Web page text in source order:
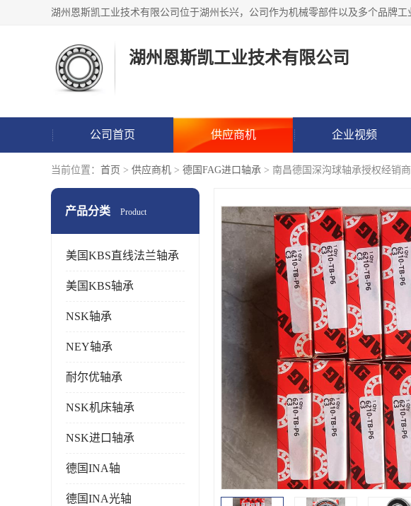
湖州恩斯凯工业技术有限公司
公司首页 供应商机 企业视频
当前位置： 首页 > 供应商机 > 德国FAG进口轴承 > 南昌德国深沟球轴承授权经销商
产品分类 Product
美国KBS直线法兰轴承
美国KBS轴承
NSK轴承
NEY轴承
耐尔优轴承
NSK机床轴承
NSK进口轴承
德国INA轴
德国INA光轴